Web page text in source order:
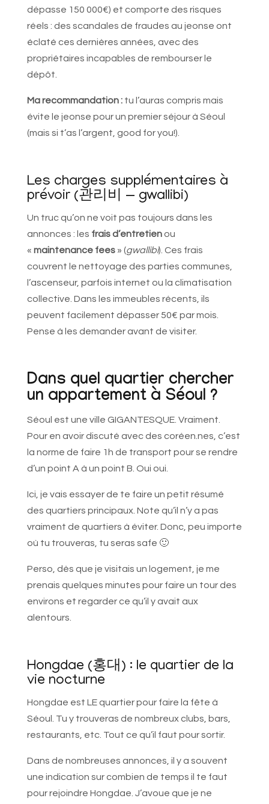
dépasse 150 000€) et comporte des risques
réels : des scandales de fraudes au jeonse ont
éclaté ces dernières années, avec des
propriétaires incapables de rembourser le
dépôt.
Ma recommandation : tu l’auras compris mais
évite le jeonse pour un premier séjour à Séoul
(mais si t’as l’argent, good for you!).
Les charges supplémentaires à
prévoir (관리비 — gwallibi)
Un truc qu’on ne voit pas toujours dans les
annonces : les frais d’entretienou
« maintenance fees» (gwallibi). Ces frais
couvrent le nettoyage des parties communes,
l’ascenseur, parfois internet ou la climatisation
collective. Dans les immeubles récents, ils
peuvent facilement dépasser 50€ par mois.
Pense à les demander avant de visiter.
Dans quel quartier chercher
un appartement à Séoul ?
Séoul est une ville GIGANTESQUE. Vraiment.
Pour en avoir discuté avec des coréen.nes, c’est
la norme de faire 1h de transport pour se rendre
d’un point A à un point B. Oui oui.
Ici, je vais essayer de te faire un petit résumé
des quartiers principaux. Note qu’il n’y a pas
vraiment de quartiers à éviter. Donc, peu importe
où tu trouveras, tu seras safe 🙂
Perso, dès que je visitais un logement, je me
prenais quelques minutes pour faire un tour des
environs et regarder ce qu’il y avait aux
alentours.
Hongdae (홍대) : le quartier de la
vie nocturne
Hongdae est LE quartier pour faire la fête à
Séoul. Tu y trouveras de nombreux clubs, bars,
restaurants, etc. Tout ce qu’il faut pour sortir.
Dans de nombreuses annonces, il y a souvent
une indication sur combien de temps il te faut
pour rejoindre Hongdae. J’avoue que je ne